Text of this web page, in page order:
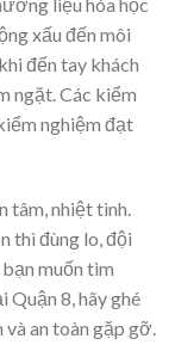
xấu đến môi
đến tay khách
ngặt. Các kiểm
nghiệm đạt
tâm, nhiệt tình.
thì đùng lo, đội
muốn tìm
8, hãy ghé
an toàn gặp gỡ.